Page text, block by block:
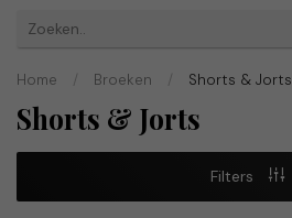
Home / Broeken / Shorts & Jorts
Shorts & Jorts
Filters